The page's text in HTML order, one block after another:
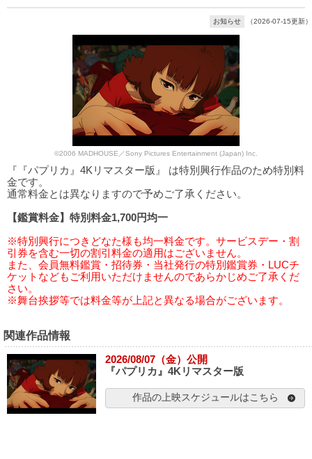
お知らせ （2026-07-15更新）
©2006 MADHOUSE／Sony Pictures Entertainment (Japan) Inc.
『『パプリカ』4Kリマスター版』 は特別興行作品のため特別料
金です。
通常料金とは異なりますので予めご了承ください。
【鑑賞料金】特別料金1,700円均一
※特別興行につきどなた様も均一料金です。サービスデー・割
引券を含む一切の割引料金の適用はございません。
また、会員無料鑑賞・招待券・当社発行の特別鑑賞券・LUCチ
ケットなどもご利用いただけませんのであらかじめご了承くだ
さい。
※舞台挨拶等では料金等が上記と異なる場合がございます。
関連作品情報
2026/08/07（金）公開
『パプリカ』4Kリマスター版
作品の上映スケジュールはこちら